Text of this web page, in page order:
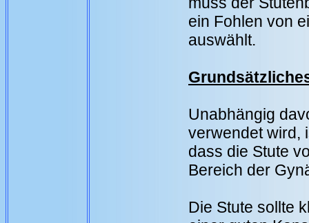
ein Fohlen von
auswählt.
Unabhängig
verwendet wird,
dass die Stute
Bereich der
Die Stute sollte